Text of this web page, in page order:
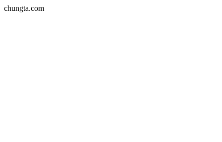
chungta.com